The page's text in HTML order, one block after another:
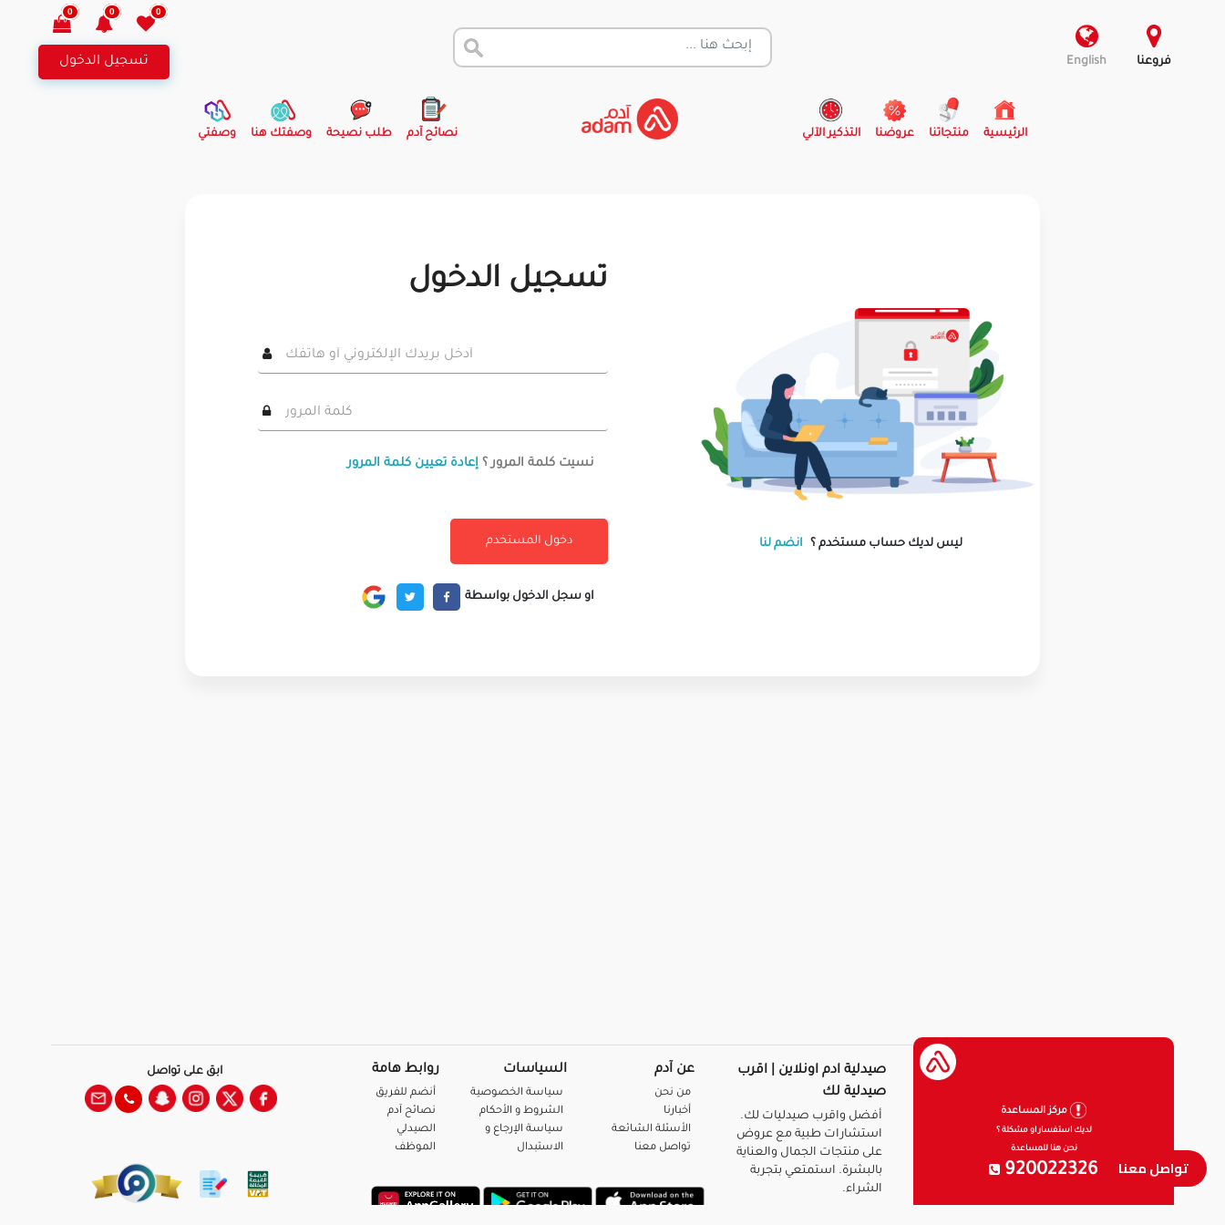
فروعنا English
0
0
0
تسجيل الدخول
الرئيسية
(current) منتجاتنا عروضنا التذكير الآلي نصائح آدم طلب نصيحة وصفتك هنا وصفتي
ليس لديك حساب مستخدم ؟ انضم لنا
تسجيل الدخول
نسيت كلمة المرور ؟ إعادة تعيين كلمة المرور
او سجل الدخول بواسطة
تواصل معنا
مركز المساعدة
لديك استفسار او مشكلة ؟
نحن هنا للمساعدة
920022326
صيدلية ادم اونلاين | اقرب
صيدلية لك
أفضل واقرب صيدليات لك.
استشارات طبية مع عروض
على منتجات الجمال والعناية
بالبشرة. استمتعي بتجربة
الشراء.
عن آدم
من نحن
أخبارنا
الأسئلة الشائعة
تواصل معنا
السياسات
سياسة الخصوصية
الشروط و الأحكام
سياسة الإرجاع و
الاستبدال
روابط هامة
أنضم للفريق
نصائح آدم
الصيدلي
الموظف
ابق على تواصل